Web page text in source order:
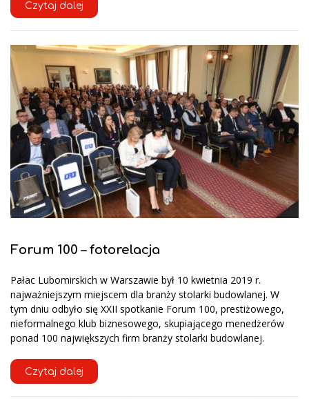
Czytaj dalej
Forum 100 – fotorelacja
Pałac Lubomirskich w Warszawie był 10 kwietnia 2019 r.
najważniejszym miejscem dla branży stolarki budowlanej. W
tym dniu odbyło się XXII spotkanie Forum 100, prestiżowego,
nieformalnego klub biznesowego, skupiającego menedżerów
ponad 100 największych firm branży stolarki budowlanej.
Czytaj dalej